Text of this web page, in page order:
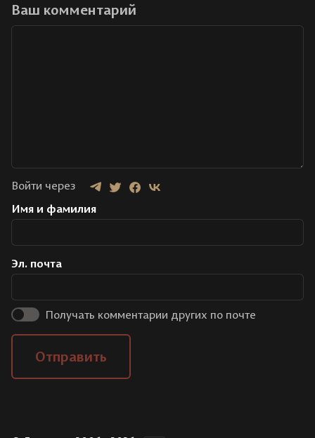
Ваш комментарий
Войти через
Имя и фамилия
Эл. почта
Получать комментарии других по почте
Отправить